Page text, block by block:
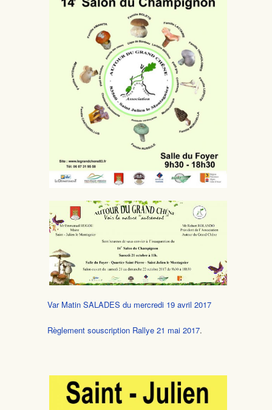
Var Matin SALADES du mercredi 19 avril 2017
Règlement souscription Rallye 21 mai 2017.